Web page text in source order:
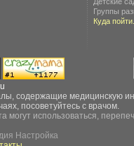
Группы
Куда пойти.
содержащие медицинскую
посоветуйтесь с врачом.
могут использоваться,
Настройка